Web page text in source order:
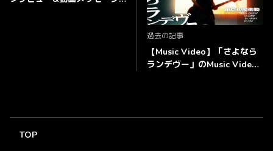
過去の記事
【Music Video】「さよなら
ランデヴー」のMusic Video
TOP